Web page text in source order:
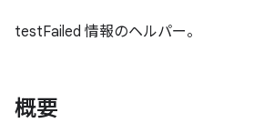
testFailed 情報のヘルパー。
概要